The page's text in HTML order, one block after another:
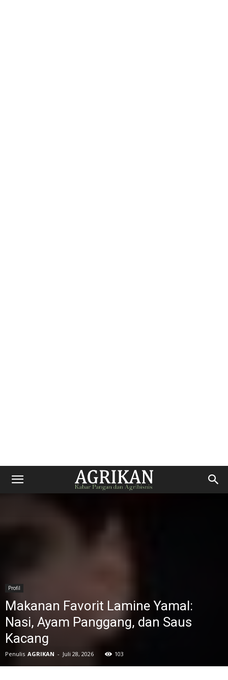
Profil
Makanan Favorit Lamine Yamal:
Nasi, Ayam Panggang, dan Saus
Kacang
Penulis AGRIKAN - Juli 28, 2026 103